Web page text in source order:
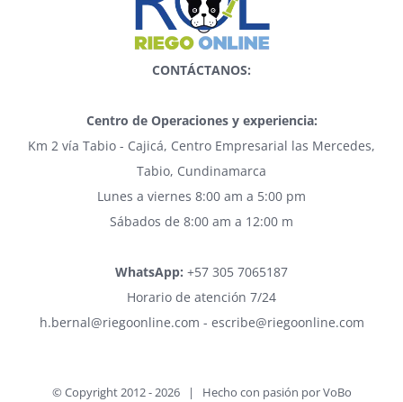
CONTÁCTANOS:
Centro de Operaciones y experiencia:
Km 2 vía Tabio - Cajicá, Centro Empresarial las Mercedes,
Tabio, Cundinamarca
Lunes a viernes 8:00 am a 5:00 pm
Sábados de 8:00 am a 12:00 m
WhatsApp: +57 305 7065187
Horario de atención 7/24
h.bernal@riegoonline.com - escribe@riegoonline.com
© Copyright 2012 -2026 | Hecho con pasión porVoBo